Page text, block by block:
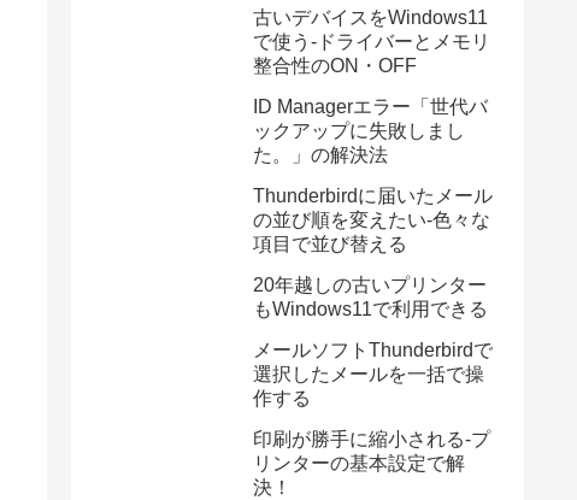
古いデバイスをWindows11
で使う-ドライバーとメモリ
整合性のON・OFF
ID Managerエラー「世代バ
ックアップに失敗しまし
た。」の解決法
Thunderbirdに届いたメール
の並び順を変えたい-色々な
項目で並び替える
20年越しの古いプリンター
もWindows11で利用できる
メールソフトThunderbirdで
選択したメールを一括で操
作する
印刷が勝手に縮小される-プ
リンターの基本設定で解
決！